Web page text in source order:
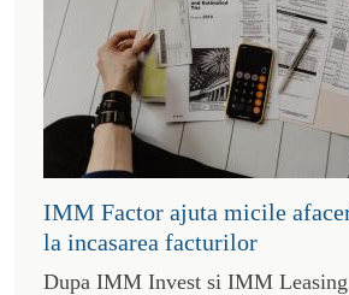
IMM Factor ajuta micile
la incasarea facturilor
Dupa IMM Invest si IMM